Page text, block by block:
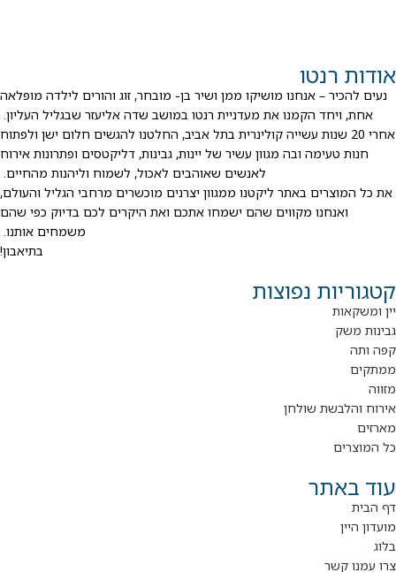
אודות רנטו
נעים להכיר – אנחנו מושיקו ממן ושיר בן- מובחר, זוג והורים לילדה מופלאה
אחת, ויחד הקמנו את מעדניית רנטו במושב שדה אליעזר שבגליל העליון.
אחרי 20 שנות עשייה קולינרית בתל אביב, החלטנו להגשים חלום ישן ולפתוח
חנות טעימה ובה מגוון עשיר של יינות, גבינות, דליקטסים ופתרונות אירוח
לאנשים שאוהבים לאכול, לשמוח וליהנות מהחיים.
את כל המוצרים באתר ליקטנו ממגוון יצרנים מוכשרים מרחבי הגליל והעולם,
ואנחנו מקווים שהם ישמחו אתכם ואת היקרים לכם בדיוק כפי שהם
משמחים אותנו.
בתיאבון!
קטגוריות נפוצות
יין ומשקאות
גבינות משק
קפה ותה
ממתקים
מזווה
אירוח והלבשת שולחן
מארזים
כל המוצרים
עוד באתר
דף הבית
מועדון היין
בלוג
צרו עמנו קשר